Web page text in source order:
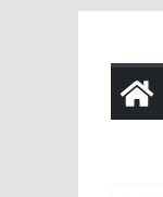
content